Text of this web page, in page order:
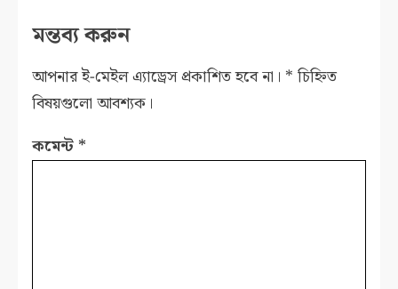
মন্তব্য করুন
আপনার ই-মেইল এ্যাড্রেস প্রকাশিত হবে না। * চিহ্নিত
বিষয়গুলো আবশ্যক।
কমেন্ট *